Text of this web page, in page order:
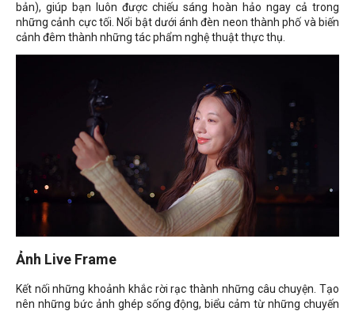
bản), giúp bạn luôn được chiếu sáng hoàn hảo ngay cả trong
những cảnh cực tối. Nổi bật dưới ánh đèn neon thành phố và biến
cảnh đêm thành những tác phẩm nghệ thuật thực thụ.
Ảnh Live Frame
Kết nối những khoảnh khắc rời rạc thành những câu chuyện. Tạo
nên những bức ảnh ghép sống động, biểu cảm từ những chuyến